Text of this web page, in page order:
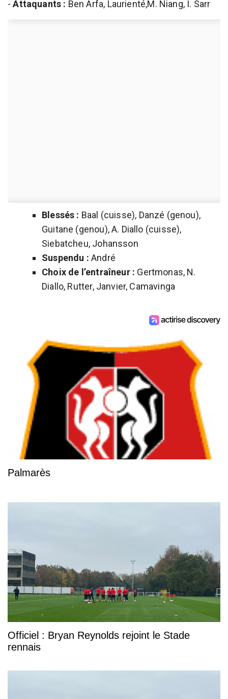
-Attaquants : Ben Arfa, Laurienté,M. Niang, I. Sarr
Blessés : Baal (cuisse), Danzé (genou),
Guitane (genou), A. Diallo (cuisse),
Siebatcheu, Johansson
Suspendu : André
Choix de l’entraîneur : Gertmonas, N.
Diallo, Rutter, Janvier, Camavinga
Palmarès
Officiel : Bryan Reynolds rejoint le Stade
rennais